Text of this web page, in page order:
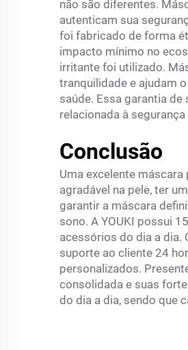
não são diferentes.
autenticam sua
foi fabricado de forma
impacto mínimo no
irritante foi utilizado.
tranquilidade e ajudam
saúde. Essa garantia
relacionada à
Conclusão
Uma excelente
agradável na pele, ter
garantir a máscara
sono. A YOUKI possui
acessórios do dia a dia.
suporte ao cliente 24
personalizados.
consolidada e suas
do dia a dia, sendo que